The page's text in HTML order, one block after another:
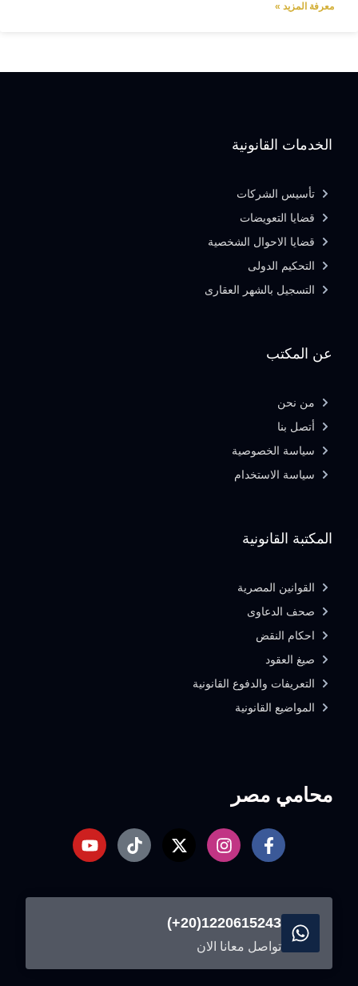
معرفة المزيد »
محامي مصر
1220615243(20+)
تواصل معانا الان
المكتبة القانونية
القوانين المصرية
صحف الدعاوى
احكام النقض
صيغ العقود
التعريفات والدفوع القانونية
المواضيع القانونية
عن المكتب
من نحن
أتصل بنا
سياسة الخصوصية
سياسة الاستخدام
الخدمات القانونية
تأسيس الشركات
قضايا التعويضات
قضايا الاحوال الشخصية
التحكيم الدولى
التسجيل بالشهر العقارى